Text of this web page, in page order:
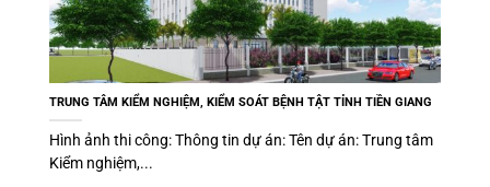
TRUNG TÂM KIỂM NGHIỆM, KIỂM SOÁT BỆNH TẬT TỈNH TIỀN GIANG
Hình ảnh thi công: Thông tin dự án: Tên dự án: Trung tâm
Kiểm nghiệm,...